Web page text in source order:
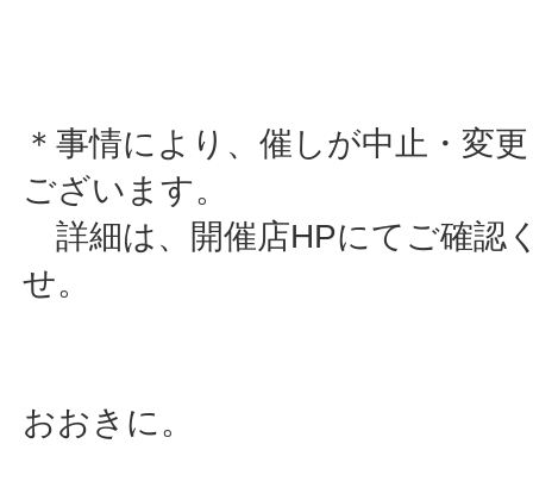
＊事情により、催しが中止・変
ございます。
詳細は、開催店HPにてご確認
せ。
おおきに。